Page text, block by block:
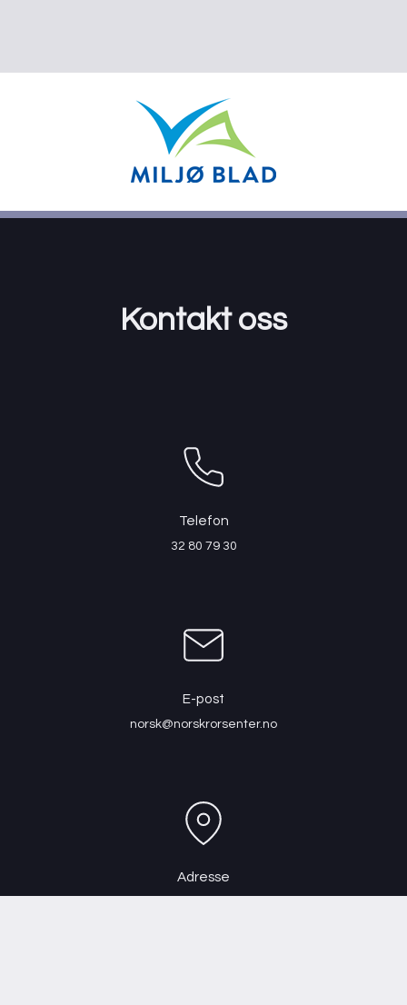
Kontakt oss
Telefon
32 80 79 30
E-post
norsk@norskrorsenter.no
Adresse